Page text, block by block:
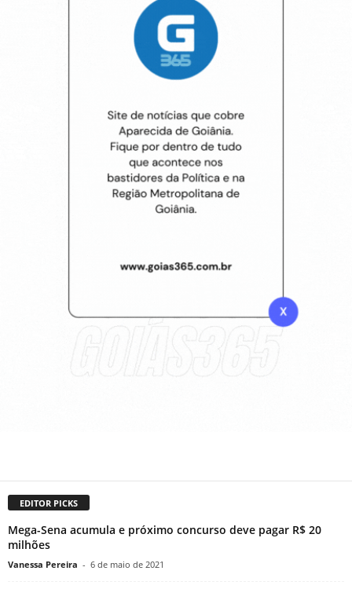
EDITOR PICKS
Mega-Sena acumula e próximo concurso deve pagar R$ 20
milhões
Vanessa Pereira - 6 de maio de 2021